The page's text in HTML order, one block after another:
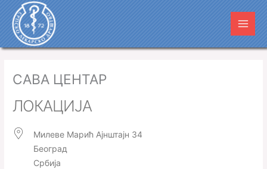
Пређи
садржај
Main
САВА ЦЕНТАР
ЛОКАЦИЈА
Милеве Марић Ајнштајн 34
Београд
Србија